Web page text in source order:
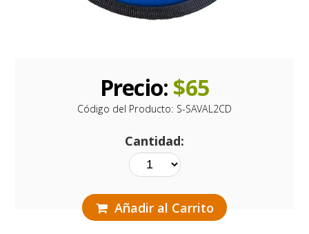
Precio: $65
Código del Producto: S-SAVAL2CD
Cantidad:
Añadir al Carrito